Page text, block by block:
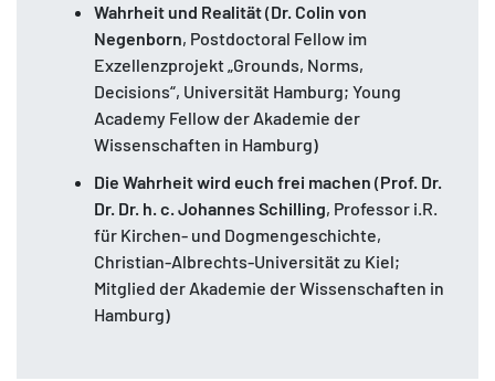
Wahrheit und Realität(Dr. Colin von
Negenborn, Postdoctoral Fellow im
Exzellenzprojekt „Grounds, Norms,
Decisions“, Universität Hamburg; Young
Academy Fellow der Akademie der
Wissenschaften in Hamburg)
Die Wahrheit wird euch frei machen (Prof. Dr.
Dr. Dr. h. c.Johannes Schilling, Professor i.R.
für Kirchen- und Dogmengeschichte,
Christian-Albrechts-Universität zu Kiel;
Mitglied der Akademie der Wissenschaften in
Hamburg)